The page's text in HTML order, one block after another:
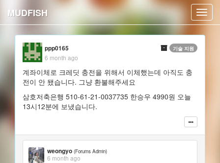
MUDFISH
ppp0165
6 month ago
기술 지원
계좌이체로 크레딧 충전을 위해서 이체했는데 아직도 충
전이 안 됐습니다. 그냥 환불해주세요
삼호저축은행 510-61-21-0037735 한승우 4990원 오늘
13시12분에 보냈습니다.
weongyo (Forums Admin)
6 month ago